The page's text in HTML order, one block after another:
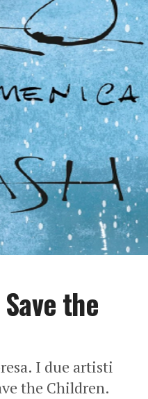
the
I due artisti
the Children.